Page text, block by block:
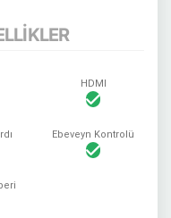
HDMI
Ebeveyn Kontrolü